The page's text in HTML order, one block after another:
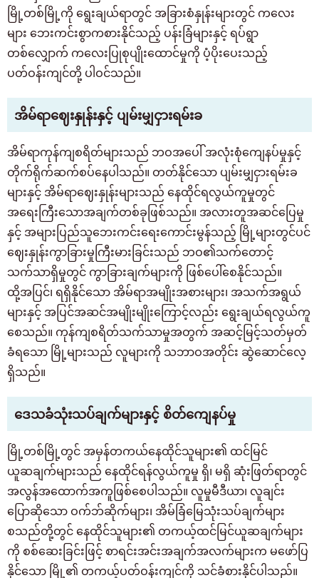
မြို့တစ်မြို့ကို ရွေးချယ်ရာတွင် အခြားစံနှုန်းများတွင် ကလေး
များ ဘေးကင်းစွာကစားနိုင်သည့် ပန်းခြံများနှင့် ရပ်ရွာ
တစ်လျှောက် ကလေးပြုစုပျိုးထောင်မှုကို ပံ့ပိုးပေးသည့်
ပတ်ဝန်းကျင်တို့ ပါဝင်သည်။
အိမ်ရာဈေးနှုန်းနှင့် ပျမ်းမျှငှားရမ်းခ
အိမ်ရာကုန်ကျစရိတ်များသည် ဘဝအပေါ် အလုံးစုံကျေနပ်မှုနှင့်
တိုက်ရိုက်ဆက်စပ်နေပါသည်။ တတ်နိုင်သော ပျမ်းမျှငှားရမ်းခ
များနှင့် အိမ်ရာဈေးနှုန်းများသည် နေထိုင်ရလွယ်ကူမှုတွင်
အရေးကြီးသောအချက်တစ်ခုဖြစ်သည်။ အလားတူအဆင်ပြေမှု
နှင့် အများပြည်သူဘေးကင်းရေးကောင်းမွန်သည့် မြို့များတွင်ပင်
ဈေးနှုန်းကွာခြားမှုကြီးမားခြင်းသည် ဘဝ၏သက်တောင့်
သက်သာရှိမှုတွင် ကွာခြားချက်များကို ဖြစ်ပေါ်စေနိုင်သည်။
ထို့အပြင်၊ ရရှိနိုင်သော အိမ်ရာအမျိုးအစားများ၊ အသက်အရွယ်
များနှင့် အပြင်အဆင်အမျိုးမျိုးကြောင့်လည်း ရွေးချယ်ရလွယ်ကူ
စေသည်။ ကုန်ကျစရိတ်သက်သာမှုအတွက် အဆင့်မြင့်သတ်မှတ်
ခံရသော မြို့များသည် လူများကို သဘာဝအတိုင်း ဆွဲဆောင်လေ့
ရှိသည်။
ဒေသခံသုံးသပ်ချက်များနှင့် စိတ်ကျေနပ်မှု
မြို့တစ်မြို့တွင် အမှန်တကယ်နေထိုင်သူများ၏ ထင်မြင်
ယူဆချက်များသည် နေထိုင်ရန်လွယ်ကူမှု ရှိ၊ မရှိ ဆုံးဖြတ်ရာတွင်
အလွန်အထောက်အကူဖြစ်စေပါသည်။ လူမှုမီဒီယာ၊ လူချင်း
ပြောဆိုသော ဝက်ဘ်ဆိုက်များ၊ အိမ်ခြံမြေသုံးသပ်ချက်များ
စသည်တို့တွင် နေထိုင်သူများ၏ တကယ့်ထင်မြင်ယူဆချက်များ
ကို စစ်ဆေးခြင်းဖြင့် စာရင်းအင်းအချက်အလက်များက မဖော်ပြ
နိုင်သော မြို့၏ တကယ့်ပတ်ဝန်းကျင်ကို သင်ခံစားနိုင်ပါသည်။